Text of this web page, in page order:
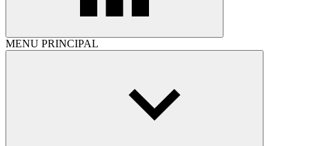
MENU PRINCIPAL